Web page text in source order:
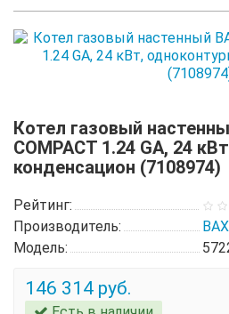
Котел газовый
COMPACT 1.24 GA, 24
конденсацион (7108974)
Рейтинг:
Производитель:
Модель:
146 314 руб.